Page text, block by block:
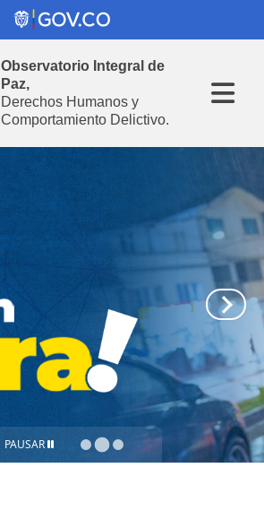
Observatorio Integral de
Paz,
Derechos Humanos y
Comportamiento Delictivo.
PAUSAR